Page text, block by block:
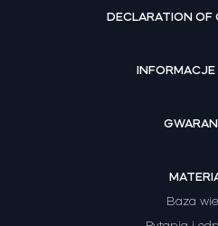
DECLARATION OF
INFORMACJE
Baza